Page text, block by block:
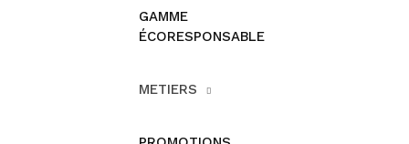
GAMME
ÉCORESPONSABLE
METIERS